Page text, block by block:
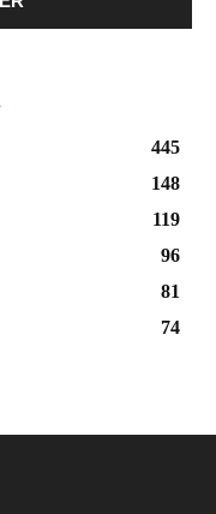
445
148
119
96
81
74